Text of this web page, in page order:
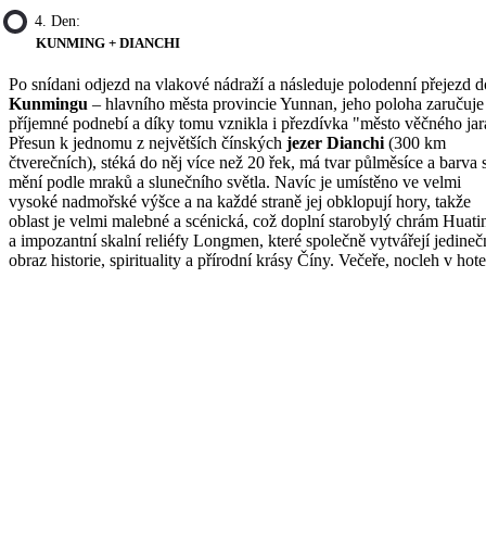
4. Den:
KUNMING + DIANCHI
Po snídani odjezd na vlakové nádraží a následuje polodenní přejezd
Kunmingu – hlavního města provincie Yunnan, jeho poloha zaručuje
příjemné podnebí a díky tomu vznikla i přezdívka "město věčného
Přesun k jednomu z největších čínských jezer Dianchi (300 km
čtverečních), stéká do něj více než 20 řek, má tvar půlměsíce a barva
mění podle mraků a slunečního světla. Navíc je umístěno ve velmi
vysoké nadmořské výšce a na každé straně jej obklopují hory, takže
oblast je velmi malebné a scénická, což doplní starobylý chrám
a impozantní skalní reliéfy Longmen, které společně vytvářejí
obraz historie, spirituality a přírodní krásy Číny. Večeře, nocleh v